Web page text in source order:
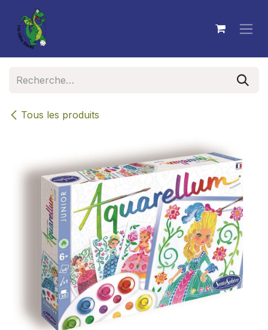
Se rendre au contenu
Tous les produits